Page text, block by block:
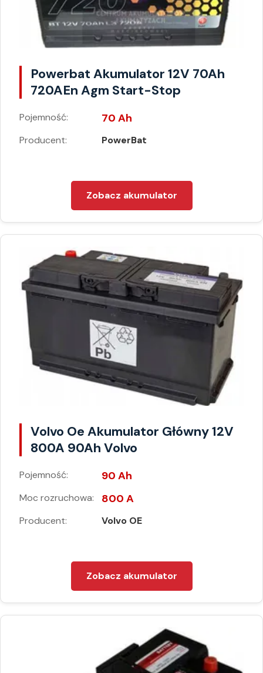
Powerbat Akumulator 12V 70Ah
720AEn Agm Start-Stop
Pojemność: 70 Ah
Producent: PowerBat
Zobacz akumulator
Volvo Oe Akumulator Główny 12V
800A 90Ah Volvo
Pojemność: 90 Ah
Moc rozruchowa: 800 A
Producent: Volvo OE
Zobacz akumulator